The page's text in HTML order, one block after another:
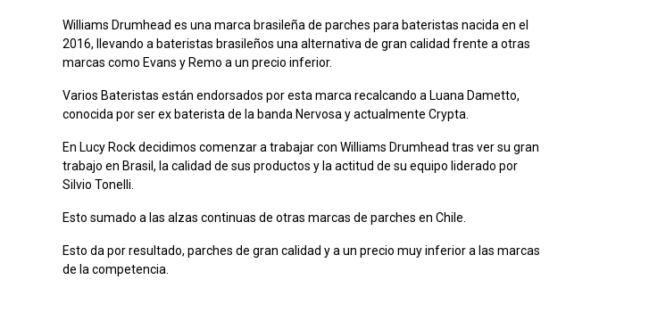
Williams Drumhead es una marca brasileña de parches para bateristas nacida en el
2016, llevando a bateristas brasileños una alternativa de gran calidad frente a otras
marcas como Evans y Remo a un precio inferior.
Varios Bateristas están endorsados por esta marca recalcando a Luana Dametto,
conocida por ser ex baterista de la banda Nervosa y actualmente Crypta.
En Lucy Rock decidimos comenzar a trabajar con Williams Drumhead tras ver su gran
trabajo en Brasil, la calidad de sus productos y la actitud de su equipo liderado por
Silvio Tonelli.
Esto sumado a las alzas continuas de otras marcas de parches en Chile.
Esto da por resultado, parches de gran calidad y a un precio muy inferior a las marcas
de la competencia.